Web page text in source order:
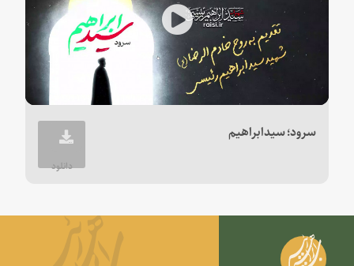
Play
Video
سرود؛ سیدابراهیم
دانلود